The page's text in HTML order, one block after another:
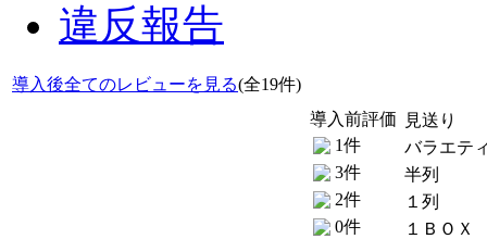
違反報告
導入後全てのレビューを見る(全19件)
導入前評価
1件
3件
2件
0件
見送り
バラエテ
半列
１列
１ＢＯＸ